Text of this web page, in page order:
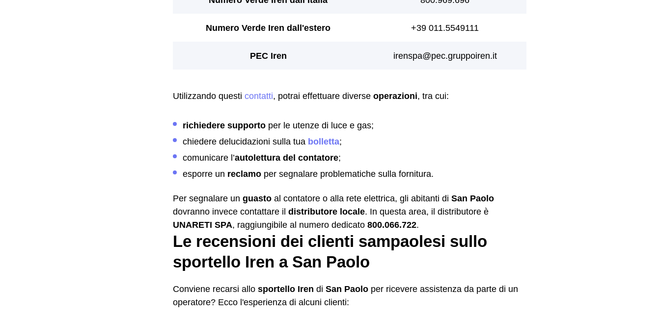
Utilizzando questi contatti, potrai effettuare diverse operazioni, tra cui:
richiedere supporto per le utenze di luce e gas;
chiedere delucidazioni sulla tua bolletta;
comunicare l’autolettura del contatore;
esporre un reclamo per segnalare problematiche sulla fornitura.
Per segnalare un guasto al contatore o alla rete elettrica, gli abitanti di San Paolo
dovranno invece contattare il distributore locale. In questa area, il distributore è
UNARETI SPA, raggiungibile al numero dedicato 800.066.722.
Le recensioni dei clienti sampaolesi sullo
sportello Iren a San Paolo
Conviene recarsi allo sportello Iren di San Paolo per ricevere assistenza da parte di un
operatore? Ecco l'esperienza di alcuni clienti: